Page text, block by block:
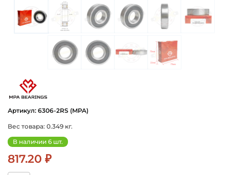
Артикул: 6306-2RS (MPA)
Вес товара: 0.349 кг.
В наличии 6 шт.
817.20 ₽